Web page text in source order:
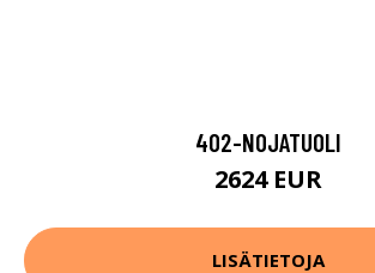
402-NOJATUOLI
2624 EUR
LISÄTIETOJA